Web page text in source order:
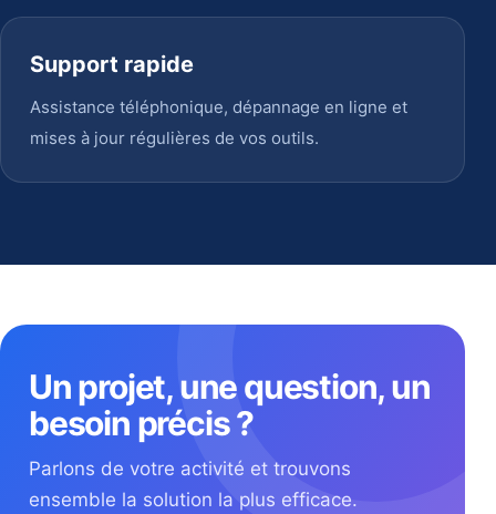
Support rapide
Assistance téléphonique, dépannage en ligne et
mises à jour régulières de vos outils.
Un projet, une question, un
besoin précis ?
Parlons de votre activité et trouvons
ensemble la solution la plus efficace.